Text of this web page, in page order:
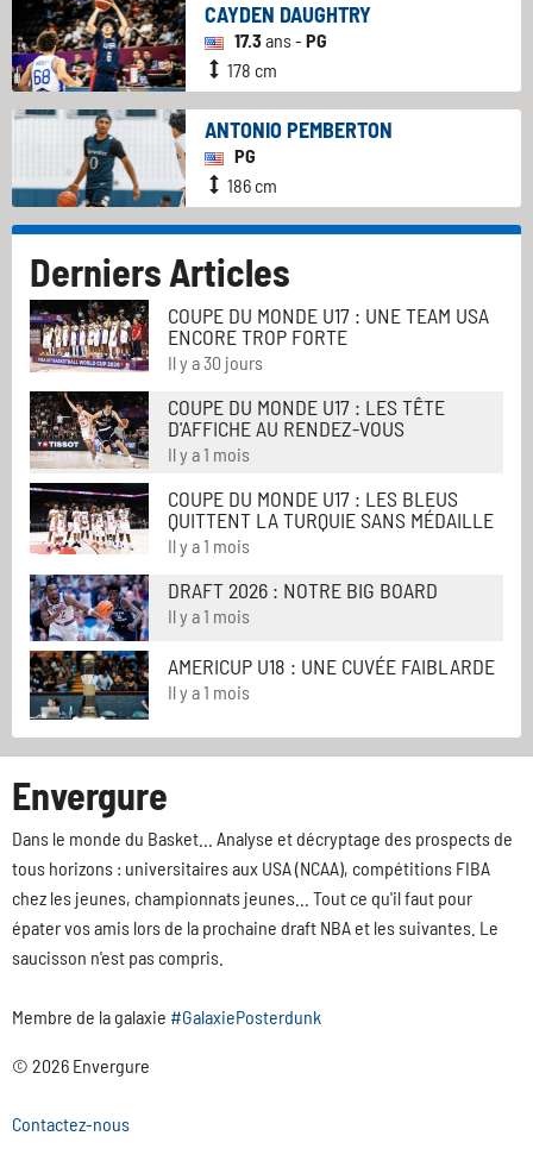
CAYDEN DAUGHTRY
17.3ans - PG
178 cm
ANTONIO PEMBERTON
PG
186 cm
Derniers Articles
COUPE DU MONDE U17 : UNE TEAM USA
ENCORE TROP FORTE
Il y a 30 jours
COUPE DU MONDE U17 : LES TÊTE
D'AFFICHE AU RENDEZ-VOUS
Il y a 1 mois
COUPE DU MONDE U17 : LES BLEUS
QUITTENT LA TURQUIE SANS MÉDAILLE
Il y a 1 mois
DRAFT 2026 : NOTRE BIG BOARD
Il y a 1 mois
AMERICUP U18 : UNE CUVÉE FAIBLARDE
Il y a 1 mois
Envergure
Dans le monde du Basket... Analyse et décryptage des prospects de
tous horizons : universitaires aux USA (NCAA), compétitions FIBA
chez les jeunes, championnats jeunes... Tout ce qu'il faut pour
épater vos amis lors de la prochaine draft NBA et les suivantes. Le
saucisson n'est pas compris.
Membre de la galaxie #GalaxiePosterdunk
© 2026 Envergure
Contactez-nous